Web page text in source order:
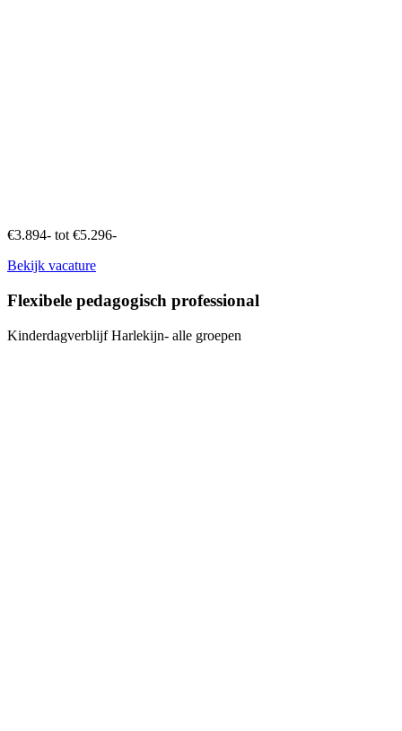
€3.894- tot €5.296-
Bekijk vacature
Flexibele pedagogisch professional
Kinderdagverblijf Harlekijn- alle groepen